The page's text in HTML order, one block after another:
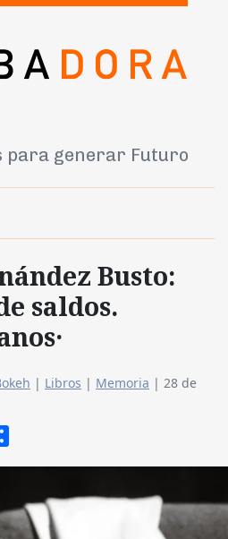
para generar Futuro
Busto:
saldos.
| Libros | Memoria | 28 de